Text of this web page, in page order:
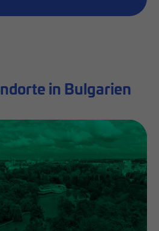
in Bulgarien